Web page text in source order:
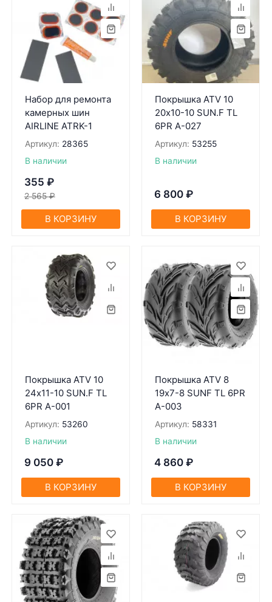
Набор для ремонта
камерных шин
AIRLINE ATRK-1
Артикул: 28365
В наличии
355 ₽
2 565 ₽
В КОРЗИНУ
Покрышкa ATV 10
20х10-10 SUN.F TL
6PR A-027
Артикул: 53255
В наличии
6 800 ₽
В КОРЗИНУ
Покрышкa ATV 10
24х11-10 SUN.F TL
6PR A-001
Артикул: 53260
В наличии
9 050 ₽
В КОРЗИНУ
Покрышкa ATV 8
19х7-8 SUNF TL 6PR
A-003
Артикул: 58331
В наличии
4 860 ₽
В КОРЗИНУ